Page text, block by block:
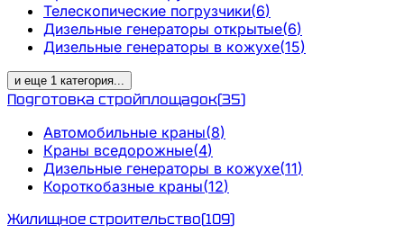
Телескопические погрузчики(6)
Дизельные генераторы открытые(6)
Дизельные генераторы в кожухе(15)
и еще 1 категория...
Подготовка стройплощадок(35)
Автомобильные краны(8)
Краны вседорожные(4)
Дизельные генераторы в кожухе(11)
Короткобазные краны(12)
Жилищное строительство(109)